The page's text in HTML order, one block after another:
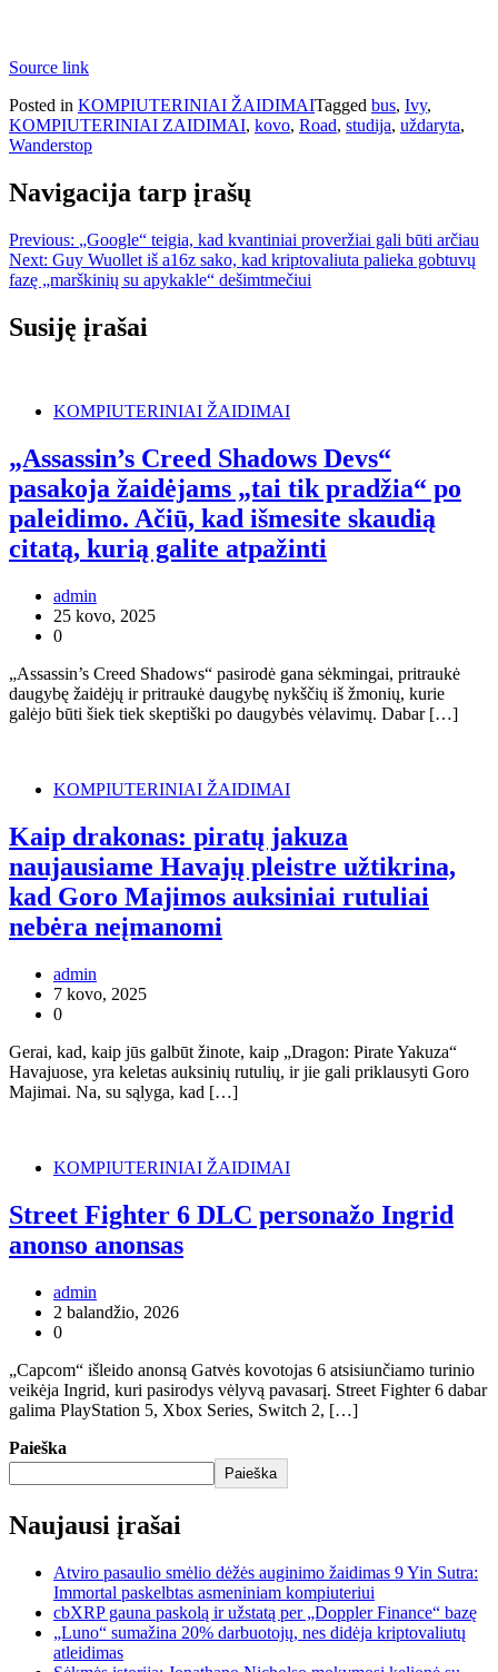
Source link
Posted in KOMPIUTERINIAI ŽAIDIMAITagged bus, Ivy,
KOMPIUTERINIAI ZAIDIMAI, kovo, Road, studija, uždaryta,
Wanderstop
Navigacija tarp įrašų
Previous: „Google“ teigia, kad kvantiniai proveržiai gali būti arčiau
Next: Guy Wuollet iš a16z sako, kad kriptovaliuta palieka gobtuvų
fazę „marškinių su apykakle“ dešimtmečiui
Susiję įrašai
KOMPIUTERINIAI ŽAIDIMAI
„Assassin’s Creed Shadows Devs“
pasakoja žaidėjams „tai tik pradžia“ po
paleidimo. Ačiū, kad išmesite skaudią
citatą, kurią galite atpažinti
admin
25 kovo, 2025
0
„Assassin’s Creed Shadows“ pasirodė gana sėkmingai, pritraukė
daugybę žaidėjų ir pritraukė daugybę nykščių iš žmonių, kurie
galėjo būti šiek tiek skeptiški po daugybės vėlavimų. Dabar […]
KOMPIUTERINIAI ŽAIDIMAI
Kaip drakonas: piratų jakuza
naujausiame Havajų pleistre užtikrina,
kad Goro Majimos auksiniai rutuliai
nebėra neįmanomi
admin
7 kovo, 2025
0
Gerai, kad, kaip jūs galbūt žinote, kaip „Dragon: Pirate Yakuza“
Havajuose, yra keletas auksinių rutulių, ir jie gali priklausyti Goro
Majimai. Na, su sąlyga, kad […]
KOMPIUTERINIAI ŽAIDIMAI
Street Fighter 6 DLC personažo Ingrid
anonso anonsas
admin
2 balandžio, 2026
0
„Capcom“ išleido anonsą Gatvės kovotojas 6 atsisiunčiamo turinio
veikėja Ingrid, kuri pasirodys vėlyvą pavasarį. Street Fighter 6 dabar
galima PlayStation 5, Xbox Series, Switch 2, […]
Paieška
Paieška
Naujausi įrašai
Atviro pasaulio smėlio dėžės auginimo žaidimas 9 Yin Sutra:
Immortal paskelbtas asmeniniam kompiuteriui
cbXRP gauna paskolą ir užstatą per „Doppler Finance“ bazę
„Luno“ sumažina 20% darbuotojų, nes didėja kriptovaliutų
atleidimas